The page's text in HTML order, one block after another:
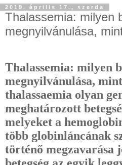
2019. április 17., szerda
Thalassemia: milyen
megnyilvánulása,
Thalassemia: milyen
megnyilvánulása,
thalassaemia olyan
meghatározott
melyeket a
több globinláncának
történő megzavarása